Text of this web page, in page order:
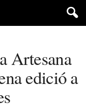
Artesana
edició a